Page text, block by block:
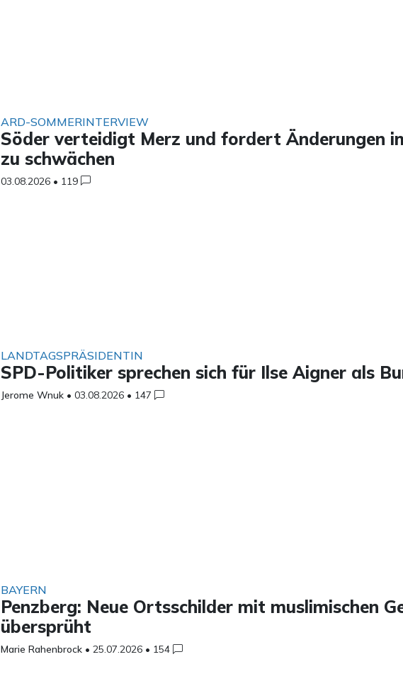
ARD-SOMMERINTERVIEW
Söder verteidigt Merz und fordert Änderungen
zu schwächen
03.08.2026 • 119
LANDTAGSPRÄSIDENTIN
SPD-Politiker sprechen sich für Ilse Aigner als
Jerome Wnuk • 03.08.2026 • 147
BAYERN
Penzberg: Neue Ortsschilder mit muslimischen
übersprüht
Marie Rahenbrock • 25.07.2026 • 154